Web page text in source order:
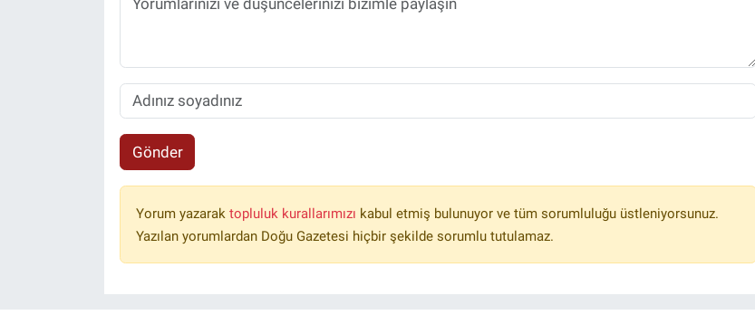
Gönder
Yorum yazarak topluluk kurallarımızı kabul etmiş bulunuyor ve tüm sorumluluğu üstleniyorsunuz.
Yazılan yorumlardan Doğu Gazetesi hiçbir şekilde sorumlu tutulamaz.